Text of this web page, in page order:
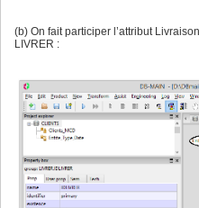
(b) On fait participer l’attribut
LIVRER :